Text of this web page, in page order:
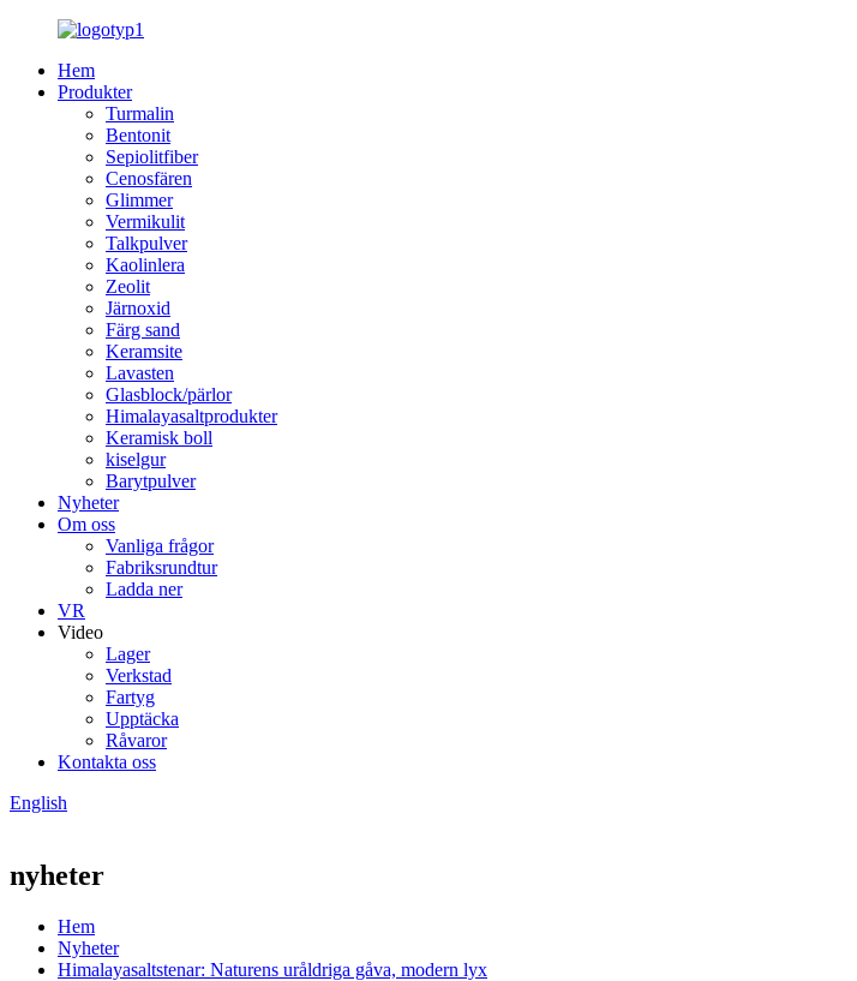
Hem
Produkter
Turmalin
Bentonit
Sepiolitfiber
Cenosfären
Glimmer
Vermikulit
Talkpulver
Kaolinlera
Zeolit
Järnoxid
Färg sand
Keramsite
Lavasten
Glasblock/pärlor
Himalayasaltprodukter
Keramisk boll
kiselgur
Barytpulver
Nyheter
Om oss
Vanliga frågor
Fabriksrundtur
Ladda ner
VR
Video
Lager
Verkstad
Fartyg
Upptäcka
Råvaror
Kontakta oss
English
nyheter
Hem
Nyheter
Himalayasaltstenar: Naturens uråldriga gåva, modern lyx